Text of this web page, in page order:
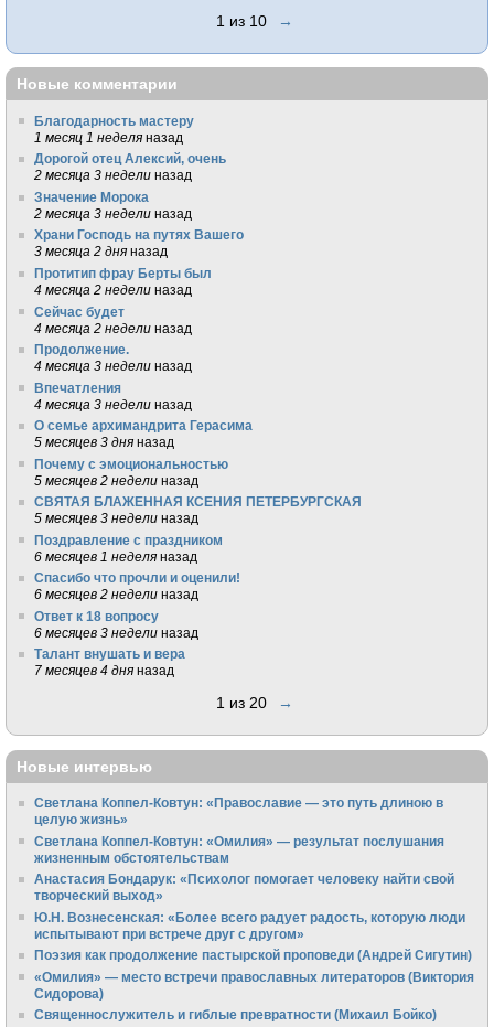
1 из 10 →
Новые комментарии
Благодарность мастеру
1 месяц 1 неделя назад
Дорогой отец Алексий, очень
2 месяца 3 недели назад
Значение Морока
2 месяца 3 недели назад
Храни Господь на путях Вашего
3 месяца 2 дня назад
Протитип фрау Берты был
4 месяца 2 недели назад
Сейчас будет
4 месяца 2 недели назад
Продолжение.
4 месяца 3 недели назад
Впечатления
4 месяца 3 недели назад
О семье архимандрита Герасима
5 месяцев 3 дня назад
Почему с эмоциональностью
5 месяцев 2 недели назад
СВЯТАЯ БЛАЖЕННАЯ КСЕНИЯ ПЕТЕРБУРГСКАЯ
5 месяцев 3 недели назад
Поздравление с праздником
6 месяцев 1 неделя назад
Спасибо что прочли и оценили!
6 месяцев 2 недели назад
Ответ к 18 вопросу
6 месяцев 3 недели назад
Талант внушать и вера
7 месяцев 4 дня назад
1 из 20 →
Новые интервью
Светлана Коппел-Ковтун: «Православие — это путь длиною в
целую жизнь»
Светлана Коппел-Ковтун: «Омилия» — результат послушания
жизненным обстоятельствам
Анастасия Бондарук: «Психолог помогает человеку найти свой
творческий выход»
Ю.Н. Вознесенская: «Более всего радует радость, которую люди
испытывают при встрече друг с другом»
Поэзия как продолжение пастырской проповеди (Андрей Сигутин)
«Омилия» — место встречи православных литераторов (Виктория
Сидорова)
Священнослужитель и гиблые превратности (Михаил Бойко)